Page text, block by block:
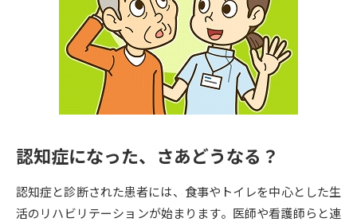
大学・短大以外の資料から請求
専門学校の資料請求 大学院の資料請求
留学・進学関連、塾・予備校
大学入学共通テスト「受験案
内」の請求
配慮案内」の請求
高等学校卒業程度認定試験
幼稚園教員資格認定試験 小学校教員資格認定試験
認知症になった、さあどうなる？
認知症と診断された患者には、食事やトイレを中心とした生
活のリハビリテーションが始まります。医師や看護師らと連